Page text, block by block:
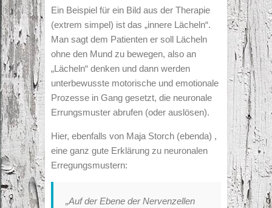
Ein Beispiel für ein Bild aus der Therapie
(extrem simpel) ist das „innere Lächeln“.
Man sagt dem Patienten er soll Lächeln
ohne den Mund zu bewegen, also an
„Lächeln“ denken und dann werden
unterbewusste motorische und emotionale
Prozesse in Gang gesetzt, die neuronale
Errungsmuster abrufen (oder auslösen).
Hier, ebenfalls von Maja Storch (ebenda) ,
eine ganz gute Erklärung zu neuronalen
Erregungsmustern:
„Auf der Ebene der Nervenzellen